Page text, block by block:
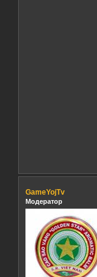
GameYojTv
Модератор